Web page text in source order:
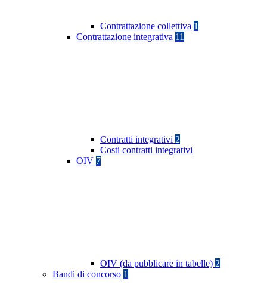
Contrattazione collettiva 1
Contrattazione integrativa 11
Contratti integrativi 2
Costi contratti integrativi
OIV 7
OIV (da pubblicare in tabelle) 2
Bandi di concorso 1